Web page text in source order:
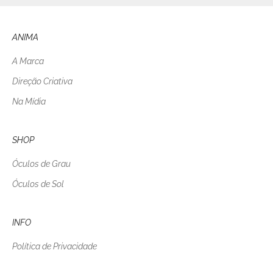
ANIMA
A Marca
Direção Criativa
Na Mídia
SHOP
Óculos de Grau
Óculos de Sol
INFO
Política de Privacidade